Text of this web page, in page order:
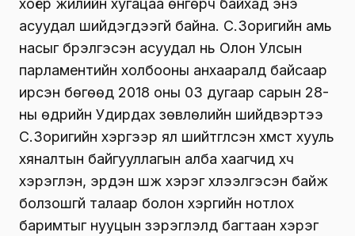
хоёр жилийн хугацаа өнгөрч байхад энэ
асуудал шийдэгдээгүй байна. С.Зоригийн амь
насыг бүрэлгэсэн асуудал нь Олон Улсын
парламентийн холбооны анхааралд байсаар
ирсэн бөгөөд 2018 оны 03 дугаар сарын 28-
ны өдрийн Удирдах зөвлөлийн шийдвэртээ
С.Зоригийн хэргээр ял шийтгүүлсэн хүмүүст хууль
хяналтын байгууллагын алба хаагчид хүч
хэрэглэн, эрүүдэн шүүж хэрэг хүлээлгэсэн байж
болзошгүй талаар болон хэргийн нотлох
баримтыг нууцын зэрэглэлд багтаан хэрэг